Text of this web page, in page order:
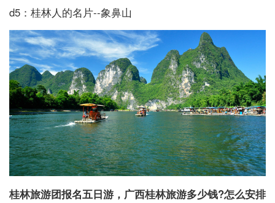
d5：桂林人的名片--象鼻山
桂林旅游团报名五日游，广西桂林旅游多少钱?怎么安排